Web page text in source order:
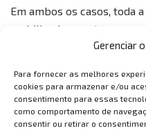
Gerenciar
Para fornecer as melhores
cookies para armazenar e/ou
consentimento para essas
como comportamento de
consentir ou retirar o
Em ambos os casos, toda
mobilizada para tornar
que você tem que fazer é
um jantar com
cozinhas do Majestic, de
combinou com ele em